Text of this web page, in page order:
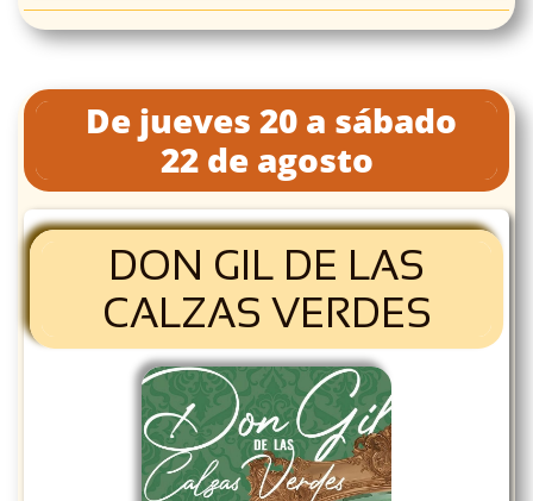
De jueves 20 a sábado
22 de agosto
DON GIL DE LAS
CALZAS VERDES